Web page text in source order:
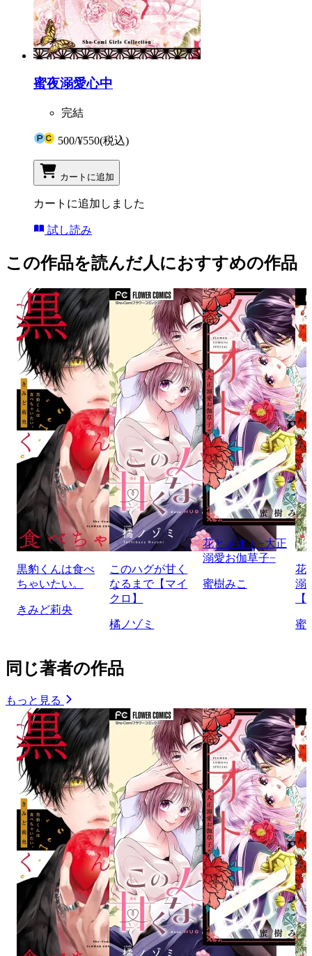
蜜夜溺愛心中
完結
500/¥550(税込)
カートに追加
カートに追加しました
試し読み
この作品を読んだ人におすすめの作品
黒豹くんは食べ
ちゃいたい。
きみど莉央
このハグが甘く
なるまで【マイ
クロ】
橘ノゾミ
花とメオト−大正
溺愛お伽草子−
蜜樹みこ
花
溺
蜜
同じ著者の作品
もっと見る